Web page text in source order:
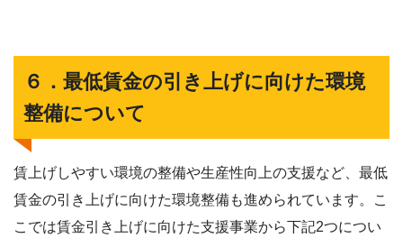
６．最低賃金の引き上げに向けた環境
整備について
賃上げしやすい環境の整備や生産性向上の支援など、最低
賃金の引き上げに向けた環境整備も進められています。こ
こでは賃金引き上げに向けた支援事業から下記2つについ